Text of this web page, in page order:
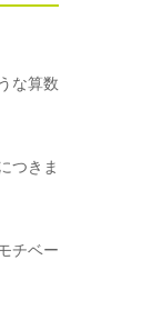
な算数
つきま
チベー